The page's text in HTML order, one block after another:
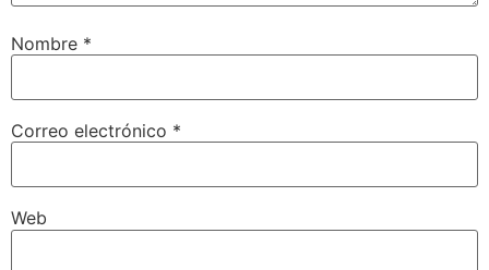
Nombre *
Correo electrónico *
Web